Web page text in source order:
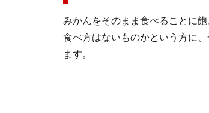
みかんをそのまま食べることに
食べ方はないものかという方に
ます。